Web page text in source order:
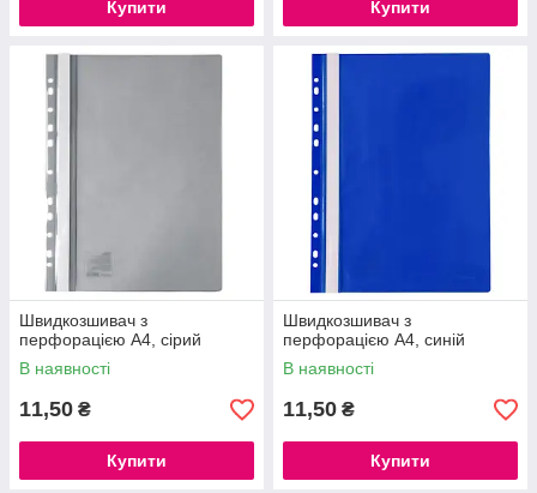
Купити Купити
Швидкозшивач з
перфорацією А4, сірий
В наявності
11,50 ₴
Купити
Швидкозшивач з
перфорацією А4, синій
В наявності
11,50 ₴
Купити